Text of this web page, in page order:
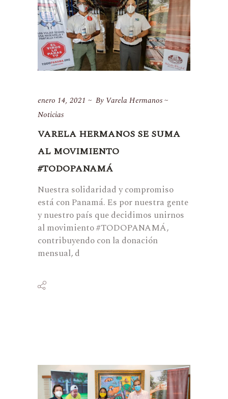
enero 14, 2021 By Varela Hermanos
Noticias
VARELA HERMANOS SE SUMA
AL MOVIMIENTO
#TODOPANAMÁ
Nuestra solidaridad y compromiso
está con Panamá. Es por nuestra gente
y nuestro país que decidimos unirnos
al movimiento #TODOPANAMÁ,
contribuyendo con la donación
mensual, d